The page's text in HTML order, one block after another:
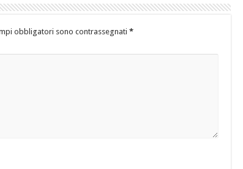
obbligatori sono contrassegnati *